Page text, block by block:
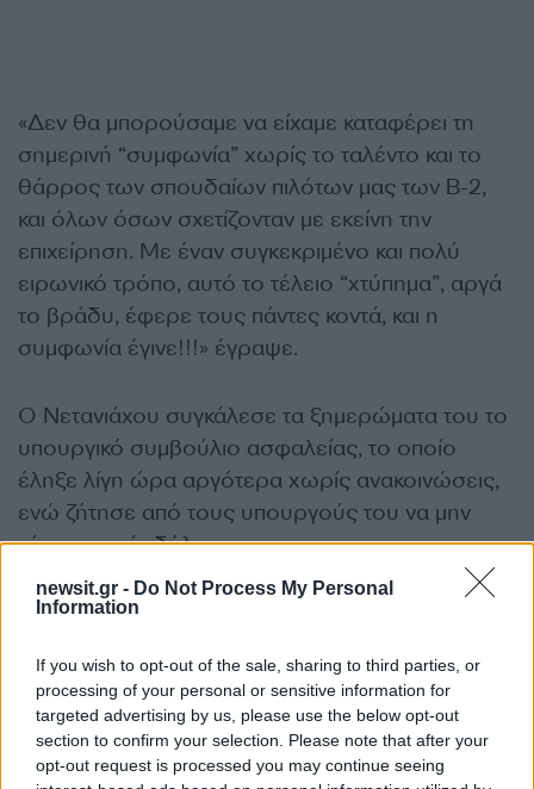
newsit.gr - Do Not Process My Personal
Information
If you wish to opt-out of the sale, sharing to third parties, or
processing of your personal or sensitive information for
targeted advertising by us, please use the below opt-out
section to confirm your selection. Please note that after your
opt-out request is processed you may continue seeing
«Δεν θα μπορούσαμε να είχαμε καταφέρει τη
σημερινή “συμφωνία” χωρίς το ταλέντο και το
θάρρος των σπουδαίων πιλότων μας των B-2,
και όλων όσων σχετίζονταν με εκείνη την
επιχείρηση. Με έναν συγκεκριμένο και πολύ
ειρωνικό τρόπο, αυτό το τέλειο “χτύπημα”, αργά
το βράδυ, έφερε τους πάντες κοντά, και η
συμφωνία έγινε!!!» έγραψε.
Ο Νετανιάχου συγκάλεσε τα ξημερώματα του το
υπουργικό συμβούλιο ασφαλείας, το οποίο
έληξε λίγη ώρα αργότερα χωρίς ανακοινώσεις,
ενώ ζήτησε από τους υπουργούς του να μην
κάνουν καμία δήλωση.
Την ίδια ώρα η ιρανική τηλεόραση ανακοίνωσε
υπέκυψαν στους σφοδρούς βομβαρδισμούς
του Ιράν.